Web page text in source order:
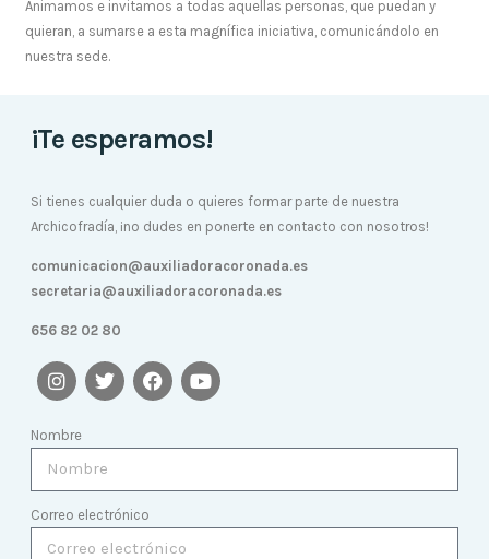
Animamos e invitamos a todas aquellas personas, que puedan y
quieran, a sumarse a esta magnífica iniciativa, comunicándolo en
nuestra sede.
¡Te esperamos!
Si tienes cualquier duda o quieres formar parte de nuestra
Archicofradía, ¡no dudes en ponerte en contacto con nosotros!
comunicacion@auxiliadoracoronada.es
secretaria@auxiliadoracoronada.es
656 82 02 80
Nombre
Correo electrónico